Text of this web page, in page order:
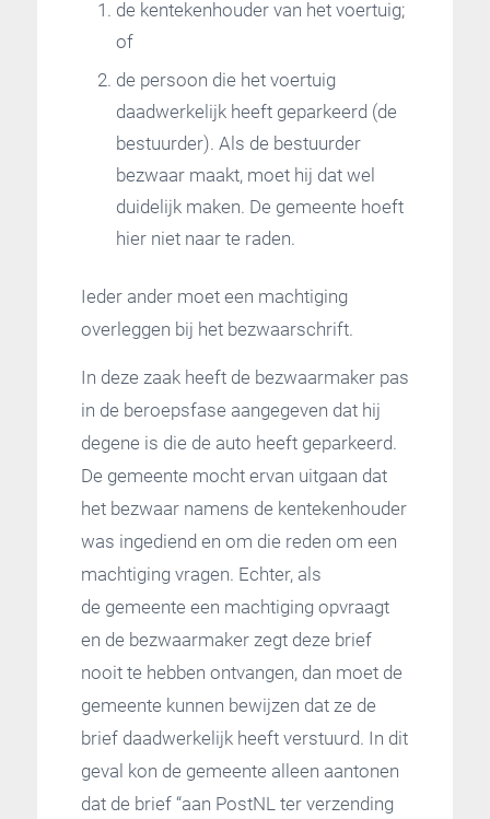
de kentekenhouder van het voertuig;
of
de persoon die het voertuig
daadwerkelijk heeft geparkeerd (de
bestuurder). Als de bestuurder
bezwaar maakt, moet hij dat wel
duidelijk maken. De gemeente hoeft
hier niet naar te raden.
Ieder ander moet een machtiging
overleggen bij het bezwaarschrift.
In deze zaak heeft de bezwaarmaker pas
in de beroepsfase aangegeven dat hij
degene is die de auto heeft geparkeerd.
De gemeente mocht ervan uitgaan dat
het bezwaar namens de kentekenhouder
was ingediend en om die reden om een
machtiging vragen. Echter, als
de gemeente een machtiging opvraagt
en de bezwaarmaker zegt deze brief
nooit te hebben ontvangen, dan moet de
gemeente kunnen bewijzen dat ze de
brief daadwerkelijk heeft verstuurd. In dit
geval kon de gemeente alleen aantonen
dat de brief “aan PostNL ter verzending